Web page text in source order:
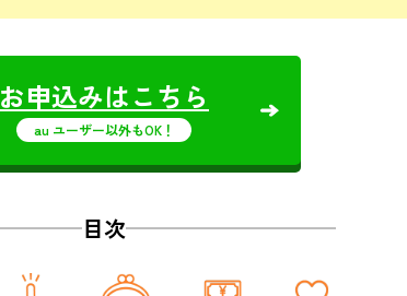
お申込みはこちら
au ユーザー以外もOK！
目次